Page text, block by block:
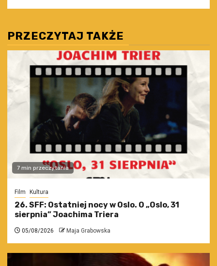
PRZECZYTAJ TAKŻE
7 min przeczytania
Film Kultura
26. SFF: Ostatniej nocy w Oslo. O „Oslo, 31
sierpnia” Joachima Triera
05/08/2026 Maja Grabowska